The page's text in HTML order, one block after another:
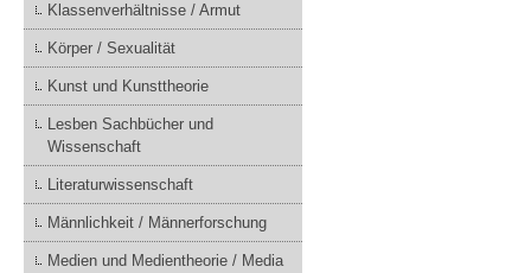
Klassenverhältnisse / Armut
Körper / Sexualität
Kunst und Kunsttheorie
Lesben Sachbücher und
Wissenschaft
Literaturwissenschaft
Männlichkeit / Männerforschung
Medien und Medientheorie / Media